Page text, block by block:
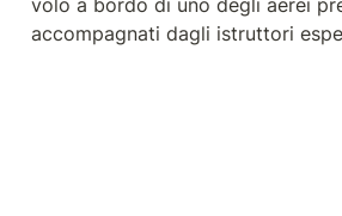
volo a bordo di uno degli aerei
accompagnati dagli istruttori